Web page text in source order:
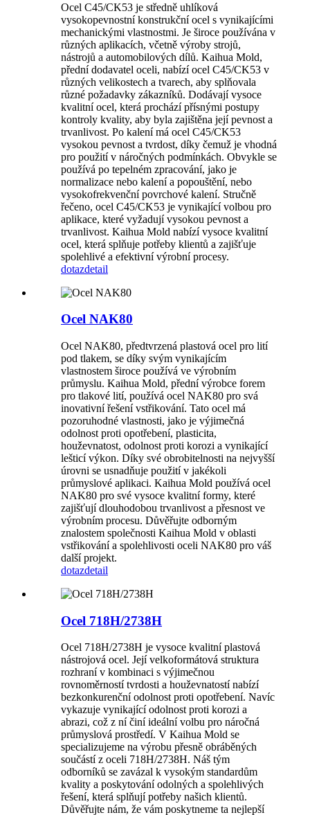
Ocel C45/CK53 je středně uhlíková
vysokopevnostní konstrukční ocel s vynikajícími
mechanickými vlastnostmi. Je široce používána v
různých aplikacích, včetně výroby strojů,
nástrojů a automobilových dílů. Kaihua Mold,
přední dodavatel oceli, nabízí ocel C45/CK53 v
různých velikostech a tvarech, aby splňovala
různé požadavky zákazníků. Dodávají vysoce
kvalitní ocel, která prochází přísnými postupy
kontroly kvality, aby byla zajištěna její pevnost a
trvanlivost. Po kalení má ocel C45/CK53
vysokou pevnost a tvrdost, díky čemuž je vhodná
pro použití v náročných podmínkách. Obvykle se
používá po tepelném zpracování, jako je
normalizace nebo kalení a popouštění, nebo
vysokofrekvenční povrchové kalení. Stručně
řečeno, ocel C45/CK53 je vynikající volbou pro
aplikace, které vyžadují vysokou pevnost a
trvanlivost. Kaihua Mold nabízí vysoce kvalitní
ocel, která splňuje potřeby klientů a zajišťuje
spolehlivé a efektivní výrobní procesy.
dotazdetail
Ocel NAK80
Ocel NAK80, předtvrzená plastová ocel pro lití
pod tlakem, se díky svým vynikajícím
vlastnostem široce používá ve výrobním
průmyslu. Kaihua Mold, přední výrobce forem
pro tlakové lití, používá ocel NAK80 pro svá
inovativní řešení vstřikování. Tato ocel má
pozoruhodné vlastnosti, jako je výjimečná
odolnost proti opotřebení, plasticita,
houževnatost, odolnost proti korozi a vynikající
lešticí výkon. Díky své obrobitelnosti na nejvyšší
úrovni se usnadňuje použití v jakékoli
průmyslové aplikaci. Kaihua Mold používá ocel
NAK80 pro své vysoce kvalitní formy, které
zajišťují dlouhodobou trvanlivost a přesnost ve
výrobním procesu. Důvěřujte odborným
znalostem společnosti Kaihua Mold v oblasti
vstřikování a spolehlivosti oceli NAK80 pro váš
další projekt.
dotazdetail
Ocel 718H/2738H
Ocel 718H/2738H je vysoce kvalitní plastová
nástrojová ocel. Její velkoformátová struktura
rozhraní v kombinaci s výjimečnou
rovnoměrností tvrdosti a houževnatostí nabízí
bezkonkurenční odolnost proti opotřebení. Navíc
vykazuje vynikající odolnost proti korozi a
abrazi, což z ní činí ideální volbu pro náročná
průmyslová prostředí. V Kaihua Mold se
specializujeme na výrobu přesně obráběných
součástí z oceli 718H/2738H. Náš tým
odborníků se zavázal k vysokým standardům
kvality a poskytování odolných a spolehlivých
řešení, která splňují potřeby našich klientů.
Důvěřujte nám, že vám poskytneme ta nejlepší